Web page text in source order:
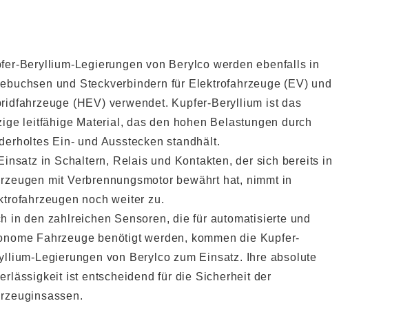
Beryllium-Legierungen von Berylco werden ebenfalls in
und Steckverbindern für Elektrofahrzeuge (EV) und
(HEV) verwendet. Kupfer-Beryllium ist das
leitfähige Material, das den hohen Belastungen durch
Ein- und Ausstecken standhält.
Einsatz in Schaltern, Relais und Kontakten, der sich bereits in
mit Verbrennungsmotor bewährt hat, nimmt in
noch weiter zu.
in den zahlreichen Sensoren, die für automatisierte und
Fahrzeuge benötigt werden, kommen die Kupfer-
Legierungen von Berylco zum Einsatz. Ihre absolute
ist entscheidend für die Sicherheit der